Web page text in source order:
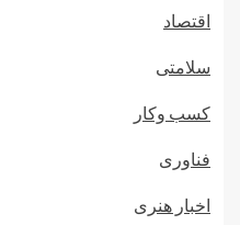
اقتصاد
سلامتی
کسب وکار
فناوری
اخبار هنری